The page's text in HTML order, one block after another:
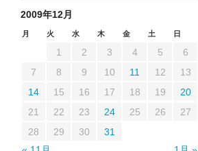
2009年12月
月 火 水 木 金 土 日
1 2 3 4 5
6
7
8 9 10 11 12
13
14
15 16 17 18 19
20
21
22 23 24 25 26
27
28
29 30 31